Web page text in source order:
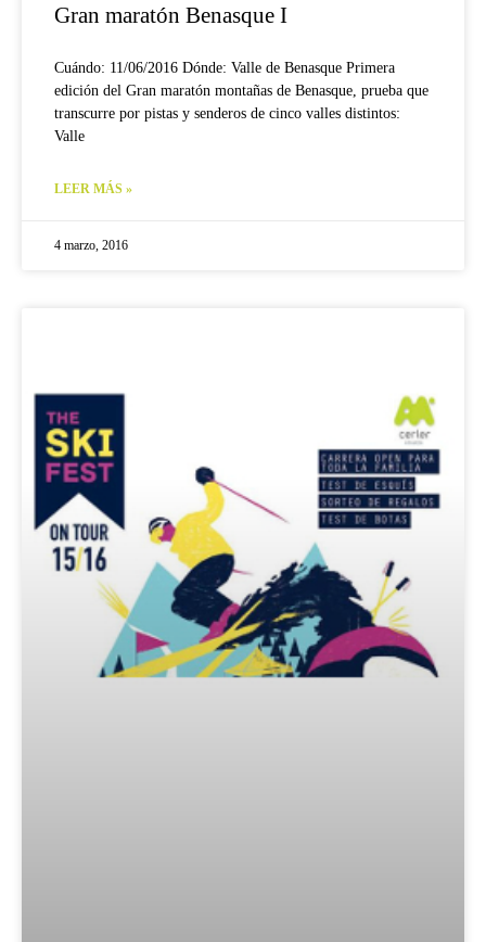
Gran maratón Benasque I
Cuándo: 11/06/2016 Dónde: Valle de Benasque Primera
edición del Gran maratón montañas de Benasque, prueba que
transcurre por pistas y senderos de cinco valles distintos:
Valle
LEER MÁS »
4 marzo, 2016